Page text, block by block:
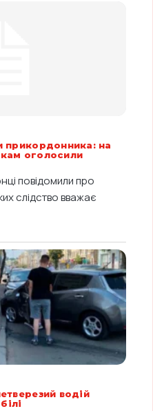
прикордонника: на
оголосили
повідомили про
слідство вважає
водій